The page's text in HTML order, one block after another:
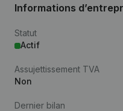
Informations
Statut
Actif
Assujettissement TVA
Non
Dernier bilan